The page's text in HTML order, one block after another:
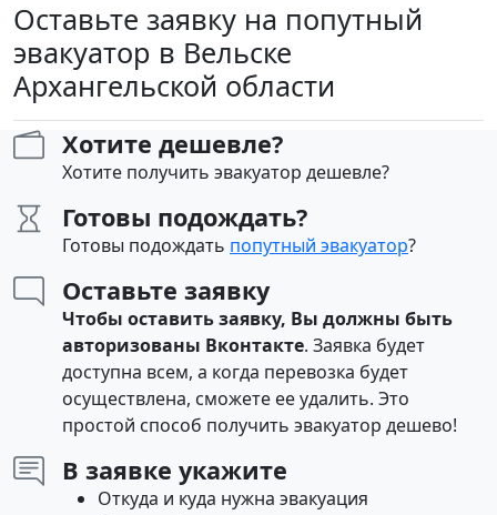
Оставьте заявку на попутный
эвакуатор в Вельске
Архангельской области
Хотите дешевле?
Хотите получить эвакуатор дешевле?
Готовы подождать?
Готовы подождать попутный эвакуатор?
Оставьте заявку
Чтобы оставить заявку, Вы должны быть
авторизованы Вконтакте. Заявка будет
доступна всем, а когда перевозка будет
осуществлена, сможете ее удалить. Это
простой способ получить эвакуатор дешево!
В заявке укажите
Откуда и куда нужна эвакуация